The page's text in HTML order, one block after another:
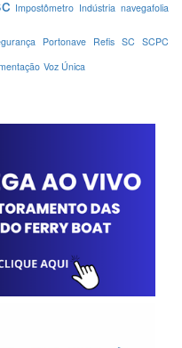
Impostômetro Indústria navegafolia
Portonave Refis SC SCPC
Voz Única